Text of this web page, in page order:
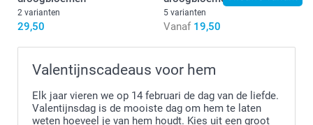
2 varianten
29,50
5 varianten
Vanaf 19,50
Valentijnscadeaus voor hem
Elk jaar vieren we op 14 februari de dag van de liefde.
Valentijnsdag is de mooiste dag om hem te laten
weten hoeveel je van hem houdt. Kies uit een groot